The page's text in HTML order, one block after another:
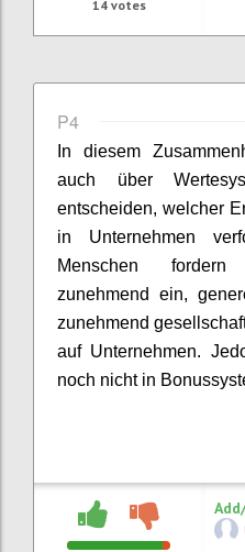
14votes
P4
In diesem
auch über
entscheiden, welcher
in Unternehmen
Menschen fordern
zunehmend ein,
zunehmend
auf Unternehmen.
noch nicht in